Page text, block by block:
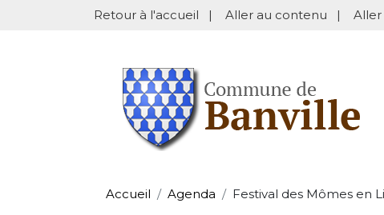
Retour à l'accueil | Aller au contenu |
Accueil Agenda Festival des Mômes en